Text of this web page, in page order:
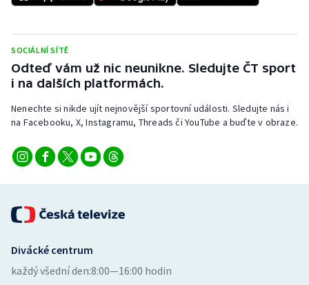
SOCIÁLNÍ SÍTĚ
Odteď vám už nic neunikne. Sledujte ČT sport
i na dalších platformách.
Nenechte si nikde ujít nejnovější sportovní události. Sledujte nás i
na Facebooku, X, Instagramu, Threads či YouTube a buďte v obraze.
Divácké centrum
každý všední den:8:00—16:00 hodin